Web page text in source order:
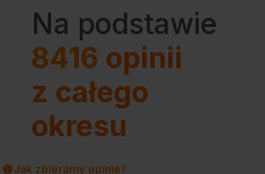
Na podstawie
8416 opinii
z całego
okresu
Jak zbieramy opinie?